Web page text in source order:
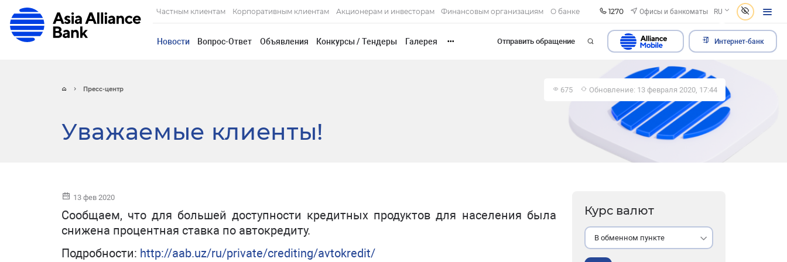
Частным клиентам Корпоративным клиентам Акционерам и инвесторам Финансовым организациям О банке 1270 Офисы и банкоматы RU
Новости Вопрос-Ответ Объявления Конкурсы / Тендеры Галерея ••• Отправить обращение Интернет-банк
Пресс-центр 675 Обновление: 13 февраля 2020, 17:44
Уважаемые клиенты!
13 фев 2020
Сообщаем, что для большей доступности кредитных продуктов для населения была
снижена процентная ставка по автокредиту.
Подробности: http://aab.uz/ru/private/crediting/avtokredit/
Курс валют
В обменном пункте